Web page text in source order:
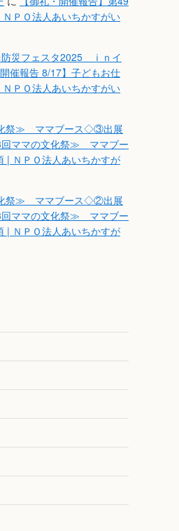
ＰＯ法人あいちかすがい
災フェスタ2025 ｉｎイ
開催報告 8/17】子どもお仕
ＰＯ法人あいちかすがい
祭≫ ママブース◇③出展
ママの文化祭≫ ママブー
ＮＰＯ法人あいちかすが
祭≫ ママブース◇②出展
ママの文化祭≫ ママブー
ＮＰＯ法人あいちかすが